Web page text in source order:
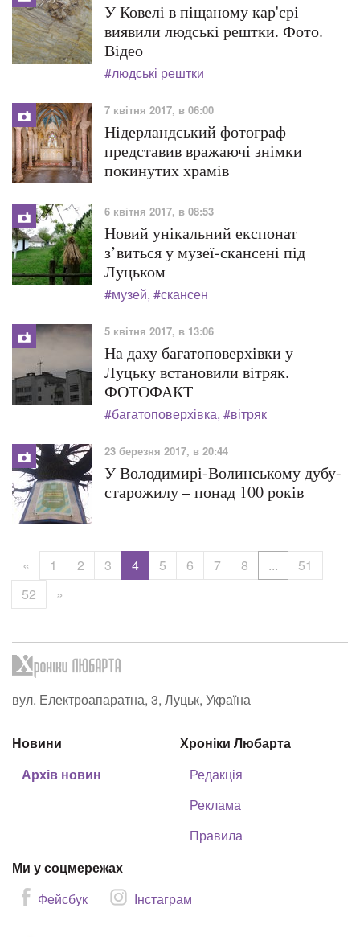
У Ковелі в піщаному кар'єрі
виявили людські рештки. Фото.
Відео
#людські рештки
7 квітня 2017, в 06:00
Нідерландський фотограф
представив вражаючі знімки
покинутих храмів
6 квітня 2017, в 08:53
Новий унікальний експонат
з’виться у музеї-скансені під
Луцьком
#музей #скансен
5 квітня 2017, в 13:06
На даху багатоповерхівки у
Луцьку встановили вітряк.
ФОТОФАКТ
#багатоповерхівка #вітряк
23 березня 2017, в 20:44
У Володимирі-Волинському дубу-
старожилу – понад 100 років
« 1 2 3 4 5 6 7 8 ...
51
52
»
вул. Електроапаратна, 3, Луцьк, Україна
Новини
Архів новин
Хроніки Любарта
Редакція
Реклама
Правила
Ми у соцмережах
Фейсбук
Інстаграм